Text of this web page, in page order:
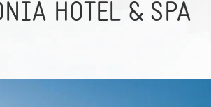
HOTEL & SPA